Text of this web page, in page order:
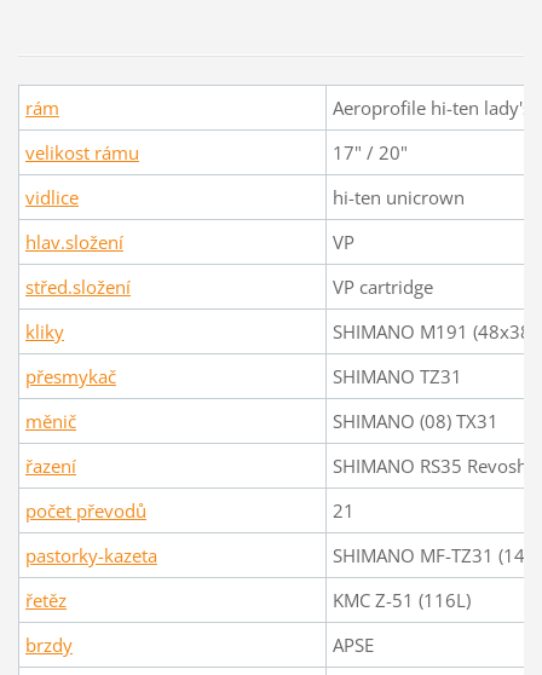
rám
Aeroprofile hi-ten lady's
velikost rámu
17" / 20"
vidlice
hi-ten unicrown
hlav.složení
VP
střed.složení
VP cartridge
kliky
SHIMANO M191
přesmykač
SHIMANO TZ31
měnič
SHIMANO (08) TX31
řazení
SHIMANO RS35
počet převodů
21
pastorky-kazeta
SHIMANO MF-TZ31 (14-
řetěz
KMC Z-51 (116L)
brzdy
APSE